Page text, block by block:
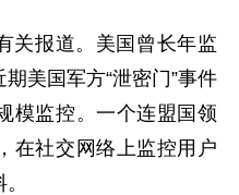
关报道。美国曾长年监
美国军方“泄密门”事件
模监控。一个连盟国领
在社交网络上监控用户